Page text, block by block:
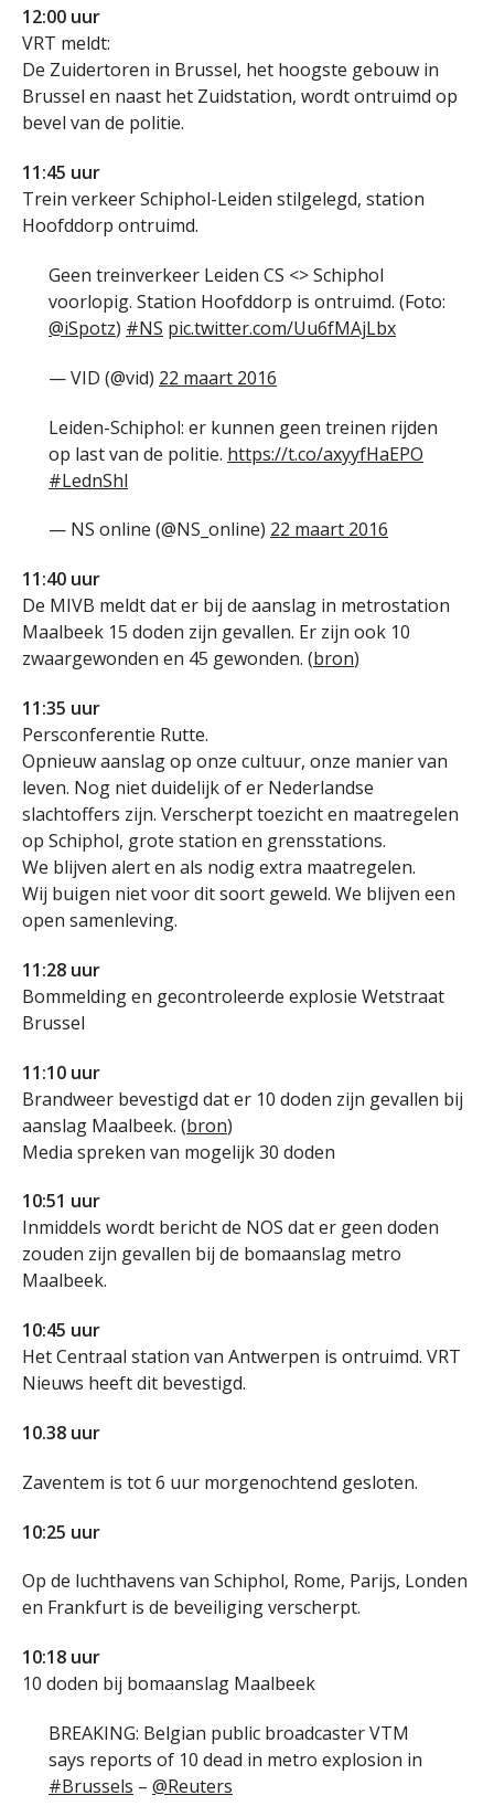
12:00 uur
VRT meldt:
De Zuidertoren in Brussel, het hoogste gebouw in
Brussel en naast het Zuidstation, wordt ontruimd op
bevel van de politie.
11:45 uur
Trein verkeer Schiphol-Leiden stilgelegd, station
Hoofddorp ontruimd.
Geen treinverkeer Leiden CS <> Schiphol
voorlopig. Station Hoofddorp is ontruimd. (Foto:
@iSpotz) #NS pic.twitter.com/Uu6fMAjLbx
— VID (@vid) 22 maart 2016
Leiden-Schiphol: er kunnen geen treinen rijden
op last van de politie. https://t.co/axyyfHaEPO
#LednShl
— NS online (@NS_online) 22 maart 2016
11:40 uur
De MIVB meldt dat er bij de aanslag in metrostation
Maalbeek 15 doden zijn gevallen. Er zijn ook 10
zwaargewonden en 45 gewonden. (bron)
11:35 uur
Persconferentie Rutte.
Opnieuw aanslag op onze cultuur, onze manier van
leven. Nog niet duidelijk of er Nederlandse
slachtoffers zijn. Verscherpt toezicht en maatregelen
op Schiphol, grote station en grensstations.
We blijven alert en als nodig extra maatregelen.
Wij buigen niet voor dit soort geweld. We blijven een
open samenleving.
11:28 uur
Bommelding en gecontroleerde explosie Wetstraat
Brussel
11:10 uur
Brandweer bevestigd dat er 10 doden zijn gevallen bij
aanslag Maalbeek. (bron)
Media spreken van mogelijk 30 doden
10:51 uur
Inmiddels wordt bericht de NOS dat er geen doden
zouden zijn gevallen bij de bomaanslag metro
Maalbeek.
10:45 uur
Het Centraal station van Antwerpen is ontruimd. VRT
Nieuws heeft dit bevestigd.
10.38 uur
Zaventem is tot 6 uur morgenochtend gesloten.
10:25 uur
Op de luchthavens van Schiphol, Rome, Parijs, Londen
en Frankfurt is de beveiliging verscherpt.
10:18 uur
10 doden bij bomaanslag Maalbeek
BREAKING: Belgian public broadcaster VTM
says reports of 10 dead in metro explosion in
#Brussels – @Reuters